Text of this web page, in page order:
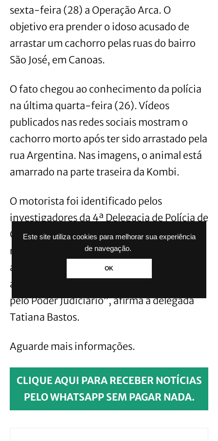
Este site utiliza cookies para melhorar sua experiência
de navegação.
OK
sexta-feira (28) a Operação Arca. O
objetivo era prender o idoso acusado de
arrastar um cachorro pelas ruas do bairro
São José, em Canoas.
O fato chegou ao conhecimento da polícia
na última quarta-feira (26). Vídeos
publicados nas redes sociais mostram o
cachorro morto após ter sido arrastado pela
rua Argentina. Nas imagens, o animal está
amarrado na parte traseira da Kombi.
O motorista foi identificado pelos
investigadores da 4ª Delegacia de Polícia de
Canoas. “Com base no vídeo,
representamos pelo mandado de busca e
apreensão e de prisão preventiva do
agressor. Os dois pedidos foram deferidos
pelo Poder Judiciário”, afirma a delegada
Tatiana Bastos.
Aguarde mais informações.
CLIQUE AQUI PARA RECEBER NOTÍCIAS
PELO WHATSAPP SEM PAGAR NADA.